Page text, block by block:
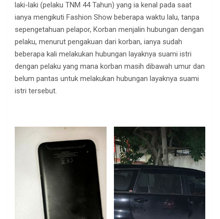
laki-laki (pelaku TNM 44 Tahun) yang ia kenal pada saat
ianya mengikuti Fashion Show beberapa waktu lalu, tanpa
sepengetahuan pelapor, Korban menjalin hubungan dengan
pelaku, menurut pengakuan dari korban, ianya sudah
beberapa kali melakukan hubungan layaknya suami istri
dengan pelaku yang mana korban masih dibawah umur dan
belum pantas untuk melakukan hubungan layaknya suami
istri tersebut.